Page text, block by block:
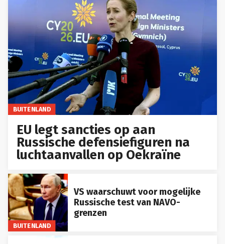
BUITENLAND
EU legt sancties op aan
Russische defensiefiguren na
luchtaanvallen op Oekraïne
BUITENLAND
VS waarschuwt voor mogelijke
Russische test van NAVO-
grenzen